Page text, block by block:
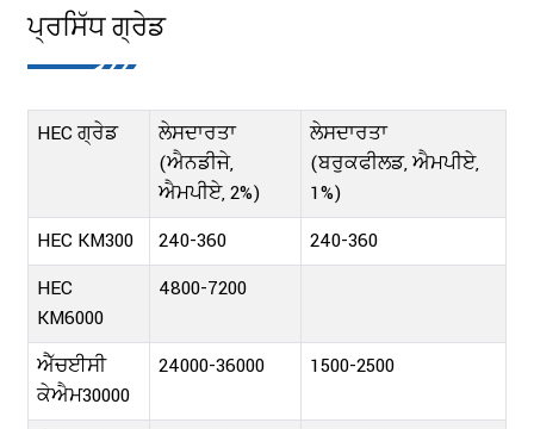
ਪ੍ਰਸਿੱਧ ਗ੍ਰੇਡ
HEC ਗ੍ਰੇਡ
ਲੇਸਦਾਰਤਾ
(ਐਨਡੀਜੇ,
ਐਮਪੀਏ, 2%)
ਲੇਸਦਾਰਤਾ
(ਬਰੁਕਫੀਲਡ, ਐਮਪੀਏ,
1%)
HEC KM300
240-360
240-360
HEC
KM6000
4800-7200
ਐੱਚਈਸੀ
ਕੇਐਮ30000
24000-36000 1500-2500